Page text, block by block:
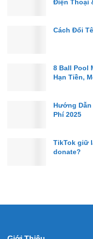
Điện Thoại
Cách Đổi
8 Ball Pool
Hạn Tiền,
Hướng
Phí 2025
TikTok giữ
donate?